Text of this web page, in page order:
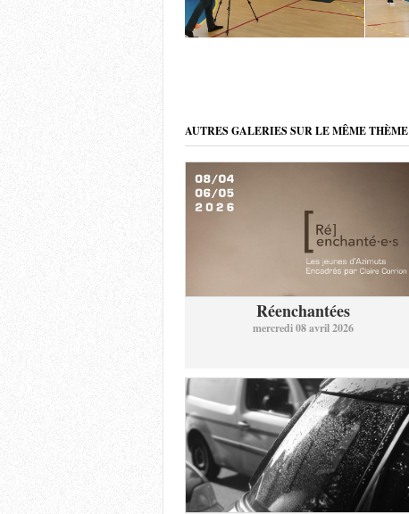
AUTRES GALERIES SUR LE MÊME THÈME
Réenchantées
mercredi 08 avril 2026